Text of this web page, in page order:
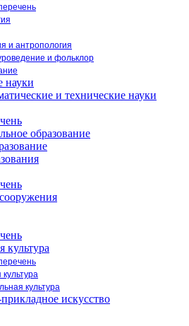
и антропология
и фольклор
науки
и технические науки
образование
культура
культура
искусство